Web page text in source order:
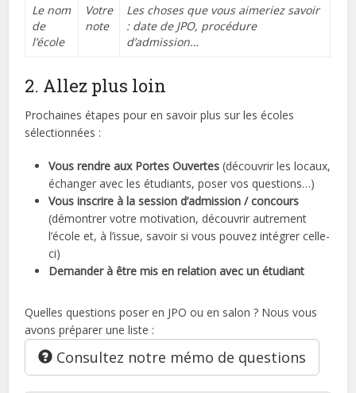
Le nom
de
l’école
Votre
note
Les choses que vous aimeriez savoir
: date de JPO, procédure
d’admission…
2. Allez plus loin
Prochaines étapes pour en savoir plus sur les écoles
sélectionnées :
Vous rendre aux Portes Ouvertes (découvrir les locaux,
échanger avec les étudiants, poser vos questions…)
Vous inscrire à la session d’admission / concours
(démontrer votre motivation, découvrir autrement
l’école et, à l’issue, savoir si vous pouvez intégrer celle-
ci)
Demander à être mis en relation avec un étudiant
Quelles questions poser en JPO ou en salon ? Nous vous
avons préparer une liste :
Consultez notre mémo de questions